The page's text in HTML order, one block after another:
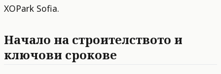
XOPark Sofia.
Начало на строителството и
ключови срокове